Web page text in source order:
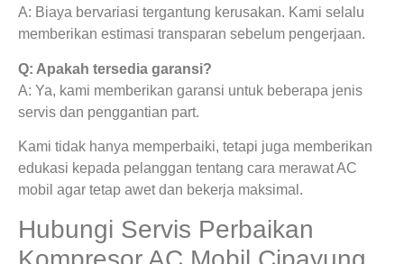
A: Biaya bervariasi tergantung kerusakan. Kami selalu
memberikan estimasi transparan sebelum pengerjaan.
Q: Apakah tersedia garansi?
A: Ya, kami memberikan garansi untuk beberapa jenis
servis dan penggantian part.
Kami tidak hanya memperbaiki, tetapi juga memberikan
edukasi kepada pelanggan tentang cara merawat AC
mobil agar tetap awet dan bekerja maksimal.
Hubungi Servis Perbaikan